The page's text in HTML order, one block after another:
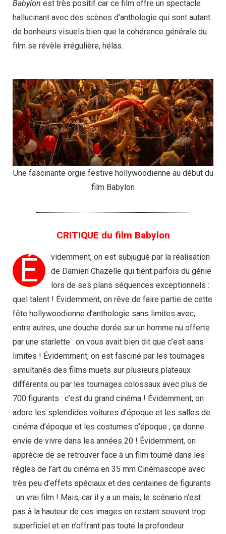
Babylon est très positif car ce film offre un spectacle
hallucinant avec des scènes d’anthologie qui sont autant
de bonheurs visuels bien que la cohérence générale du
film se révèle irrégulière, hélas.
Une fascinante orgie festive hollywoodienne au début du
film Babylon
CRITIQUE du film Babylon
É
videmment, on est subjugué par la réalisation
de Damien Chazelle qui tient parfois du génie
lors de ses plans séquences exceptionnels :
quel talent ! Évidemment, on rêve de faire partie de cette
fête hollywoodienne d’anthologie sans limites avec,
entre autres, une douche dorée sur un homme nu offerte
par une starlette : on vous avait bien dit que c’est sans
limites ! Évidemment, on est fasciné par les tournages
simultanés des films muets sur plusieurs plateaux
différents ou par les tournages colossaux avec plus de
700 figurants : c’est du grand cinéma ! Évidemment, on
adore les splendides voitures d’époque et les salles de
cinéma d’époque et les costumes d’époque ; ça donne
envie de vivre dans les années 20 ! Évidemment, on
apprécie de se retrouver face à un film tourné dans les
règles de l’art du cinéma en 35 mm Cinémascope avec
très peu d’effets spéciaux et des centaines de figurants
: un vrai film ! Mais, car il y a un mais, le scénario n’est
pas à la hauteur de ces images en restant souvent trop
superficiel et en n’offrant pas toute la profondeur